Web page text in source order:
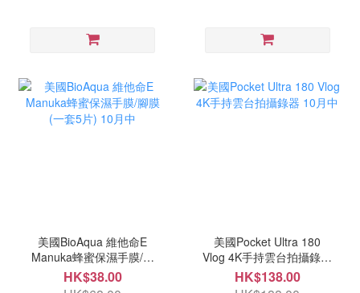
美國BioAqua 維他命E
Manuka蜂蜜保濕手膜/腳
膜(一套5片) 10月中
HK$38.00
美國Pocket Ultra 180
Vlog 4K手持雲台拍攝錄器
10月中
HK$138.00